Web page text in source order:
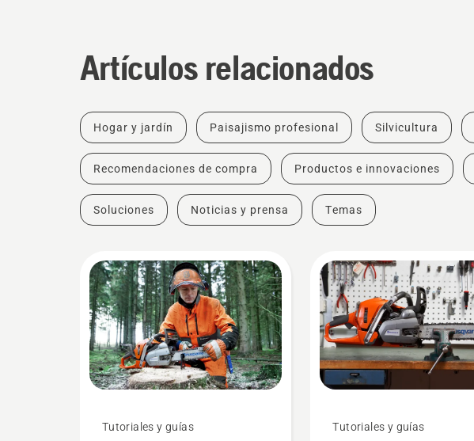
Artículos relacionados
Hogar y jardín Paisajismo profesional Silvicultura
Recomendaciones de compra Productos e innovaciones
Soluciones Noticias y prensa Temas
Tutoriales y guías Tutoriales y guías